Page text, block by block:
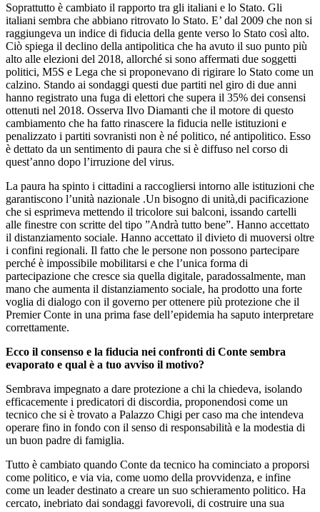
Soprattutto è cambiato il rapporto tra gli italiani e lo Stato. Gli
italiani sembra che abbiano ritrovato lo Stato. E’ dal 2009 che non si
raggiungeva un indice di fiducia della gente verso lo Stato così alto.
Ciò spiega il declino della antipolitica che ha avuto il suo punto più
alto alle elezioni del 2018, allorché si sono affermati due soggetti
politici, M5S e Lega che si proponevano di rigirare lo Stato come un
calzino. Stando ai sondaggi questi due partiti nel giro di due anni
hanno registrato una fuga di elettori che supera il 35% dei consensi
ottenuti nel 2018. Osserva Ilvo Diamanti che il motore di questo
cambiamento che ha fatto rinascere la fiducia nelle istituzioni e
penalizzato i partiti sovranisti non è né politico, né antipolitico. Esso
è dettato da un sentimento di paura che si è diffuso nel corso di
quest’anno dopo l’irruzione del virus.
La paura ha spinto i cittadini a raccogliersi intorno alle istituzioni che
garantiscono l’unità nazionale .Un bisogno di unità,di pacificazione
che si esprimeva mettendo il tricolore sui balconi, issando cartelli
alle finestre con scritte del tipo ”Andrà tutto bene”. Hanno accettato
il distanziamento sociale. Hanno accettato il divieto di muoversi oltre
i confini regionali. Il fatto che le persone non possono partecipare
perché è impossibile mobilitarsi e che l’unica forma di
partecipazione che cresce sia quella digitale, paradossalmente, man
mano che aumenta il distanziamento sociale, ha prodotto una forte
voglia di dialogo con il governo per ottenere più protezione che il
Premier Conte in una prima fase dell’epidemia ha saputo interpretare
correttamente.
Ecco il consenso e la fiducia nei confronti di Conte sembra
evaporato e qual è a tuo avviso il motivo?
Sembrava impegnato a dare protezione a chi la chiedeva, isolando
efficacemente i predicatori di discordia, proponendosi come un
tecnico che si è trovato a Palazzo Chigi per caso ma che intendeva
operare fino in fondo con il senso di responsabilità e la modestia di
un buon padre di famiglia.
Tutto è cambiato quando Conte da tecnico ha cominciato a proporsi
come politico, e via via, come uomo della provvidenza, e infine
come un leader destinato a creare un suo schieramento politico. Ha
cercato, inebriato dai sondaggi favorevoli, di costruire una sua